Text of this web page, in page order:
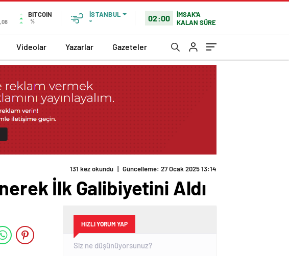
BITCOIN
%
İSTANBUL
°
02:00
İMSAK'A
KALAN SÜRE
Videolar Yazarlar Gazeteler
131 kez okundu | Güncelleme: 27 Ocak 2025 13:14
İlk Galibiyetini Aldı
HIZLI YORUM YAP